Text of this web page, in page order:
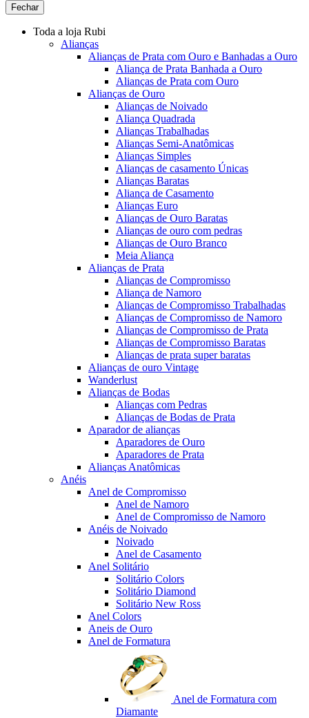
Fechar
Toda a loja Rubi
Alianças
Alianças de Prata com Ouro e Banhadas a Ouro
Aliança de Prata Banhada a Ouro
Alianças de Prata com Ouro
Alianças de Ouro
Alianças de Noivado
Aliança Quadrada
Alianças Trabalhadas
Alianças Semi-Anatômicas
Alianças Simples
Alianças de casamento Únicas
Alianças Baratas
Aliança de Casamento
Alianças Euro
Alianças de Ouro Baratas
Alianças de ouro com pedras
Alianças de Ouro Branco
Meia Aliança
Alianças de Prata
Alianças de Compromisso
Aliança de Namoro
Alianças de Compromisso Trabalhadas
Alianças de Compromisso de Namoro
Alianças de Compromisso de Prata
Alianças de Compromisso Baratas
Alianças de prata super baratas
Alianças de ouro Vintage
Wanderlust
Alianças de Bodas
Alianças com Pedras
Alianças de Bodas de Prata
Aparador de alianças
Aparadores de Ouro
Aparadores de Prata
Alianças Anatômicas
Anéis
Anel de Compromisso
Anel de Namoro
Anel de Compromisso de Namoro
Anéis de Noivado
Noivado
Anel de Casamento
Anel Solitário
Solitário Colors
Solitário Diamond
Solitário New Ross
Anel Colors
Aneis de Ouro
Anel de Formatura
Anel de Formatura com
Diamante